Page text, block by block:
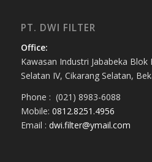
PT. DWI FILTER
Office:
Kawasan Industri Jababeka Blok
Selatan IV, Cikarang Selatan,
Phone : (021) 8983-6088
Mobile: 0812.8251.4956
Email : dwi.filter@ymail.com